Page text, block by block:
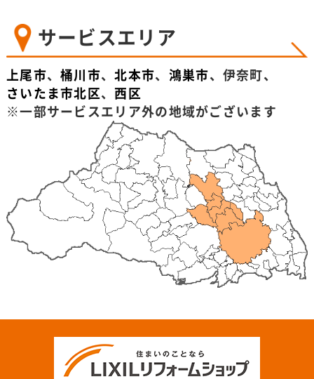
サービスエリア
上尾市、桶川市、北本市、 鴻巣市、伊奈町、
さいたま市北区、 西区
※一部サービスエリア外の地域がございます